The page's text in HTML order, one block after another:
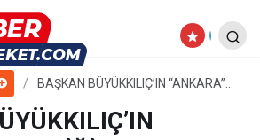
BAŞKAN BÜYÜKKILIÇ’IN “ANKARA”
BÜYÜKKILIÇ’IN